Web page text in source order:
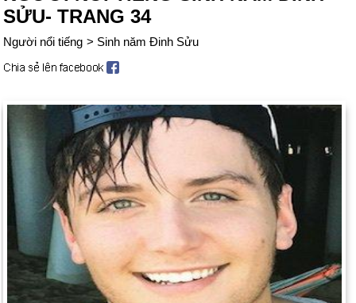
SỬU- TRANG 34
Người nổi tiếng > Sinh năm Đinh Sửu